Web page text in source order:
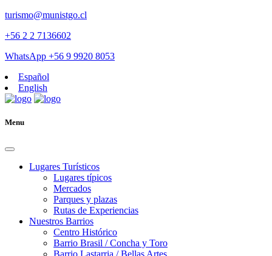
turismo@munistgo.cl
+56 2 2 7136602
WhatsApp +56 9 9920 8053
Español
English
Menu
Lugares Turísticos
Lugares tí­picos
Mercados
Parques y plazas
Rutas de Experiencias
Nuestros Barrios
Centro Histórico
Barrio Brasil / Concha y Toro